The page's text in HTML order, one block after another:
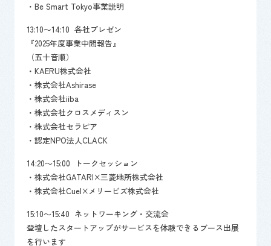
・Be Smart Tokyo事業説明
13:10～14:10 各社プレゼン
『2025年度事業中間報告』
（五十音順）
・KAERU株式会社
・株式会社Ashirase
・株式会社iiba
・株式会社クロスメディスン
・株式会社セラピア
・認定NPO法人CLACK
14:20～15:00 トークセッション
・株式会社GATARI×三菱地所株式会社
・株式会社Cuel×メリービズ株式会社
15:10～15:40 ネットワーキング・交流会
登壇したスタートアップがサービスを体験できるブース出展
を行います